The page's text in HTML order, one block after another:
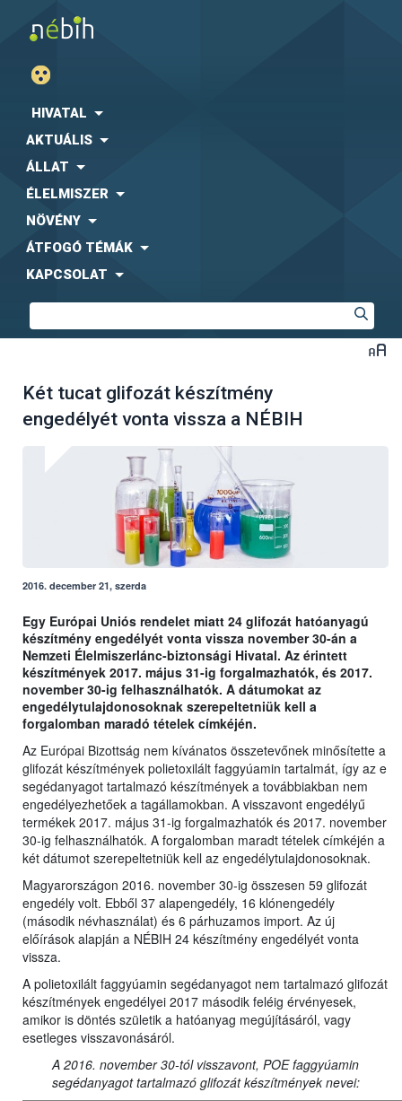
HIVATAL
AKTUÁLIS
ÁLLAT
ÉLELMISZER
NÖVÉNY
ÁTFOGÓ TÉMÁK
KAPCSOLAT
Két tucat glifozát készítmény
engedélyét vonta vissza a NÉBIH
2016. december 21, szerda
Egy Európai Uniós rendelet miatt 24 glifozát hatóanyagú
készítmény engedélyét vonta vissza november 30-án a
Nemzeti Élelmiszerlánc-biztonsági Hivatal. Az érintett
készítmények 2017. május 31-ig forgalmazhatók, és 2017.
november 30-ig felhasználhatók. A dátumokat az
engedélytulajdonosoknak szerepeltetniük kell a
forgalomban maradó tételek címkéjén.
Az Európai Bizottság nem kívánatos összetevőnek minősítette a
glifozát készítmények polietoxilált faggyúamin tartalmát, így az e
segédanyagot tartalmazó készítmények a továbbiakban nem
engedélyezhetőek a tagállamokban. A visszavont engedélyű
termékek 2017. május 31-ig forgalmazhatók és 2017. november
30-ig felhasználhatók. A forgalomban maradt tételek címkéjén a
két dátumot szerepeltetniük kell az engedélytulajdonosoknak.
Magyarországon 2016. november 30-ig összesen 59 glifozát
engedély volt. Ebből 37 alapengedély, 16 klónengedély
(második névhasználat) és 6 párhuzamos import. Az új
előírások alapján a NÉBIH 24 készítmény engedélyét vonta
vissza.
A polietoxilált faggyúamin segédanyagot nem tartalmazó glifozát
készítmények engedélyei 2017 második feléig érvényesek,
amikor is döntés születik a hatóanyag megújításáról, vagy
esetleges visszavonásáról.
A 2016. november 30-tól visszavont, POE faggyúamin
segédanyagot tartalmazó glifozát készítmények nevei: